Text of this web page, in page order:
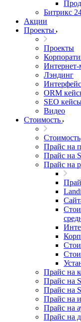
Битрикс
Акции
Проекты
Проекты
Интернет-
Лэндинг
ORM
SEO
Видео
Стоимость
Стоимость
Прайс на
Прайс на
Прайс на
Прайс на
Прайс на
Прайс на
Прайс на
Прайс на
Прайс на